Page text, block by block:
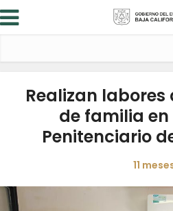
Realizan
de familia en
Penitenciario
11